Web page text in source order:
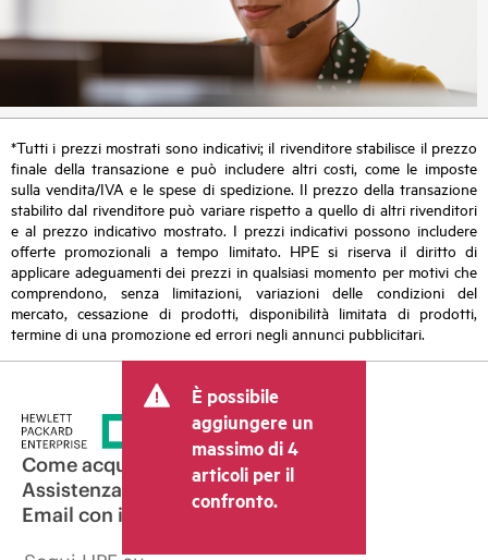
*Tutti i prezzi mostrati sono indicativi; il rivenditore stabilisce il prezzo
finale della transazione e può includere altri costi, come le imposte
sulla vendita/IVA e le spese di spedizione. Il prezzo della transazione
stabilito dal rivenditore può variare rispetto a quello di altri rivenditori
e al prezzo indicativo mostrato. I prezzi indicativi possono includere
offerte promozionali a tempo limitato. HPE si riserva il diritto di
applicare adeguamenti dei prezzi in qualsiasi momento per motivi che
comprendono, senza limitazioni, variazioni delle condizioni del
mercato, cessazione di prodotti, disponibilità limitata di prodotti,
termine di una promozione ed errori negli annunci pubblicitari.
È possibile
aggiungere un
massimo di 4
articoli per il
confronto.
Come acquistare
Assistenza per i prodotti
Email con il commerciale